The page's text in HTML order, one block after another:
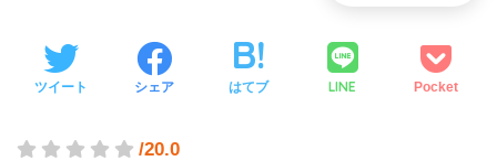
ツイート シェア はてブ LINE Pocket
/20.0